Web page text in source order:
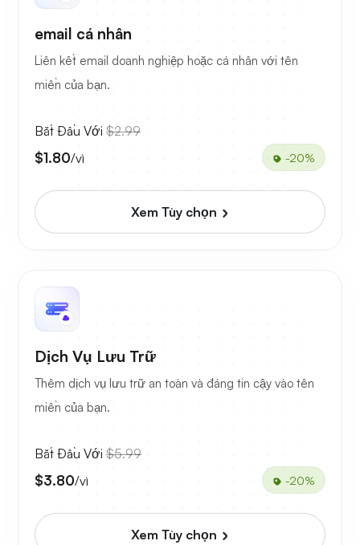
email cá nhân
Liên kết email doanh nghiệp hoặc cá nhân với tên
miền của bạn.
Bắt Đầu Với $2.99
$1.80/vì -20%
Xem Tùy chọn
Dịch Vụ Lưu Trữ
Thêm dịch vụ lưu trữ an toàn và đáng tin cậy vào tên
miền của bạn.
Bắt Đầu Với $5.99
$3.80/vì -20%
Xem Tùy chọn